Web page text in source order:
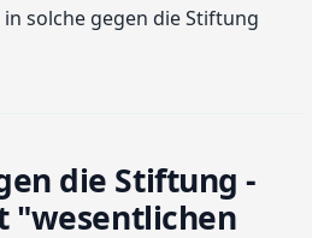
solche gegen die Stiftung
die Stiftung -
"wesentlichen